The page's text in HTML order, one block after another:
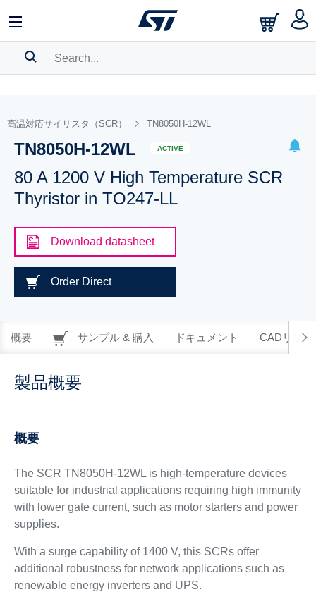
BOOKMARK
Pleaselog in to show your saved searches.
高温対応サイリスタ（SCR） TN8050H-12WL
TN8050H-12WL ACTIVE
80 A 1200 V High Temperature SCR
Thyristor in TO247-LL
Download datasheet
Order Direct
概要 サンプル & 購入 ドキュメント CADリソー
製品概要
概要
The SCR TN8050H-12WL is high-temperature devices
suitable for industrial applications requiring high immunity
with lower gate current, such as motor starters and power
supplies.
With a surge capability of 1400 V, this SCRs offer
additional robustness for network applications such as
renewable energy inverters and UPS.